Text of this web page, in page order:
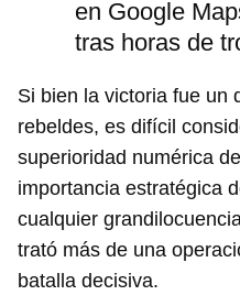
Guardar como favorito
Para poder guardar
iniciar sesión con tu
en Google
tras horas de
Si bien la victoria fue un
rebeldes, es difícil
superioridad numérica
importancia estratégica
cualquier
trató más de una
batalla decisiva.